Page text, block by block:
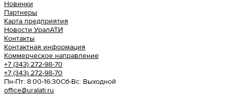
Новинки
Партнеры
Карта предприятия
Новости УралАТИ
Контакты
Контактная информация
Коммерческое направление
+7 (343) 272-98-70
+7 (343) 272-98-70
Пн-Пт: 8:00-16:30Cб-Вс: Выходной
office@uralati.ru